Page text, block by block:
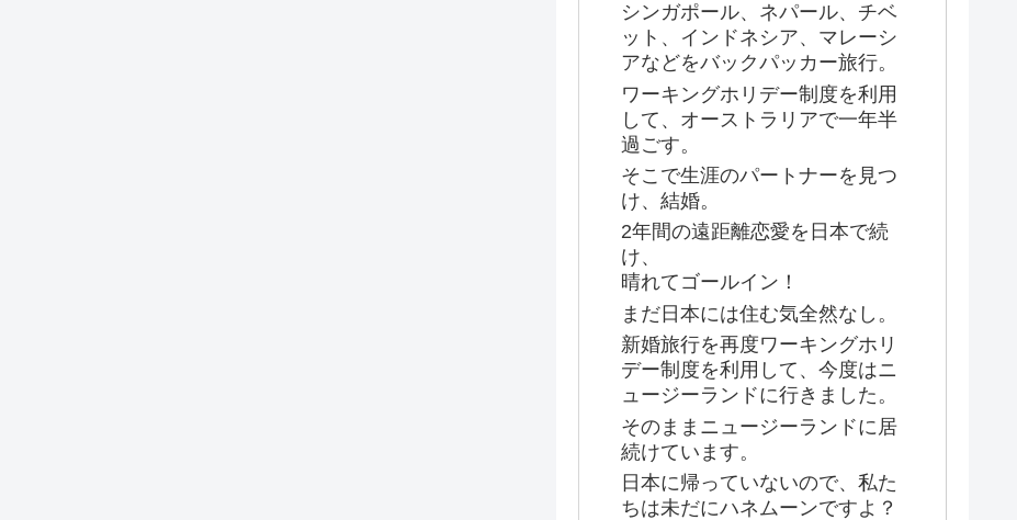
シンガポール、ネパール、チベ
ット、インドネシア、マレーシ
アなどをバックパッカー旅行。
ワーキングホリデー制度を利用
して、オーストラリアで一年半
過ごす。
そこで生涯のパートナーを見つ
け、結婚。
2年間の遠距離恋愛を日本で続
け、
晴れてゴールイン！
まだ日本には住む気全然なし。
新婚旅行を再度ワーキングホリ
デー制度を利用して、今度はニ
ュージーランドに行きました。
そのままニュージーランドに居
続けています。
日本に帰っていないので、私た
ちは未だにハネムーンですよ？